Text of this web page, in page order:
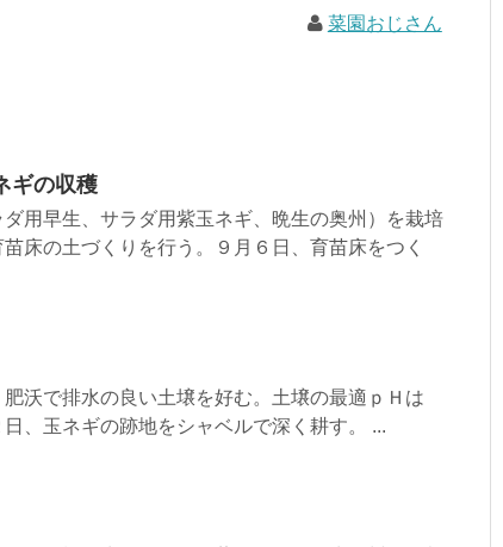
菜園おじさん
ギの収穫
用早生、サラダ用紫玉ネギ、晩生の奥州）を栽培
床の土づくりを行う。９月６日、育苗床をつく
沃で排水の良い土壌を好む。土壌の最適ｐＨは
、玉ネギの跡地をシャベルで深く耕す。 ...